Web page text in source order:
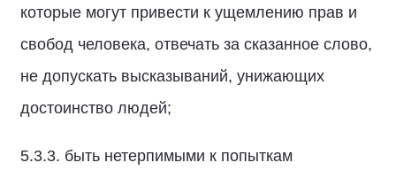
которые могут привести к ущемлению прав и
свобод человека, отвечать за сказанное слово,
не допускать высказываний, унижающих
достоинство людей;
5.3.3. быть нетерпимыми к попыткам